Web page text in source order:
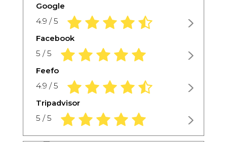
Google
4.9 / 5 4.9 rating based on 1,234 ratings
Facebook
5 / 5 5.0 rating based on 1,234 ratings
Feefo
4.9 / 5 4.9 rating based on 1,234 ratings
Tripadvisor
5 / 5 5.0 rating based on 1,234 ratings